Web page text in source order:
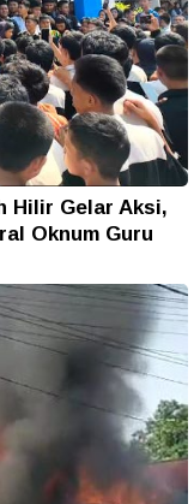
Hilir Gelar Aksi,
Oknum Guru